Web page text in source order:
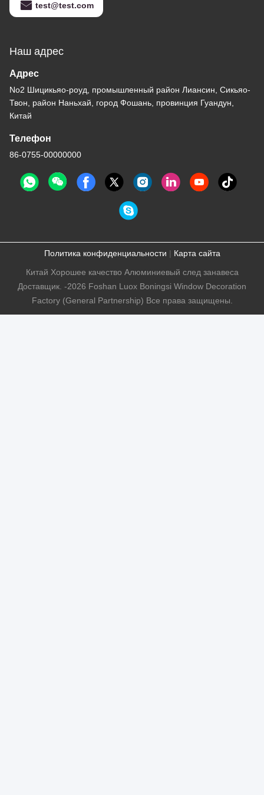
test@test.com
Наш адрес
Адрес
No2 Шицикьяо-роуд, промышленный район Лиансин, Сикьяо-
Твон, район Наньхай, город Фошань, провинция Гуандун,
Китай
Телефон
86-0755-00000000
Политика конфиденциальности | Карта сайта
Китай Хорошее качество Алюминиевый след занавеса
Доставщик. -2026 Foshan Luox Boningsi Window Decoration
Factory (General Partnership) Все права защищены.